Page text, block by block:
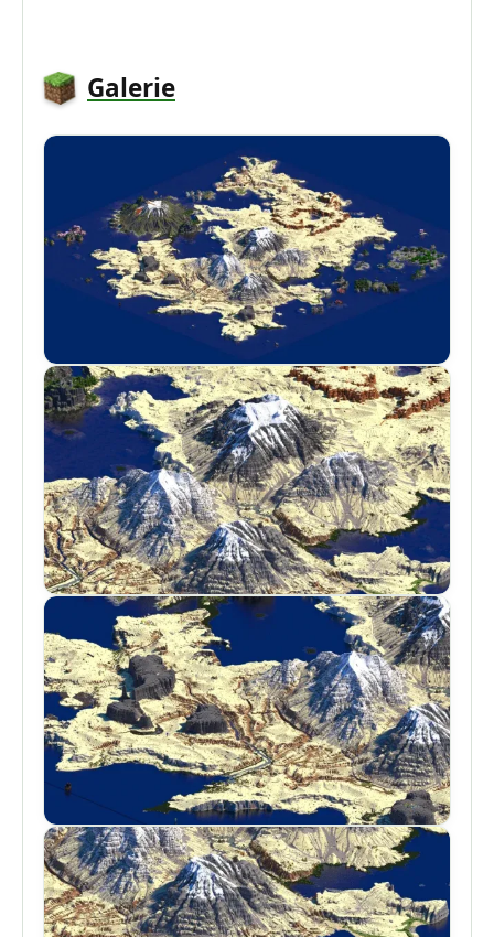
Galerie